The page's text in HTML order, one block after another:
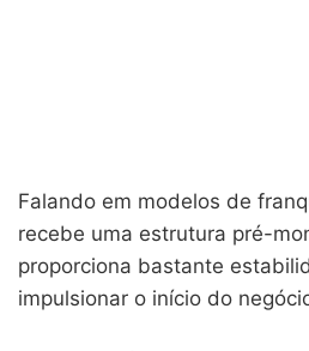
Falando em modelos de
recebe uma estrutura pré-
proporciona bastante
impulsionar o início do